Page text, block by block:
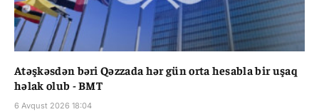
Atəşkəsdən bəri Qəzzada hər gün orta hesabla bir uşaq
həlak olub - BMT
6 Avqust 2026 18:04